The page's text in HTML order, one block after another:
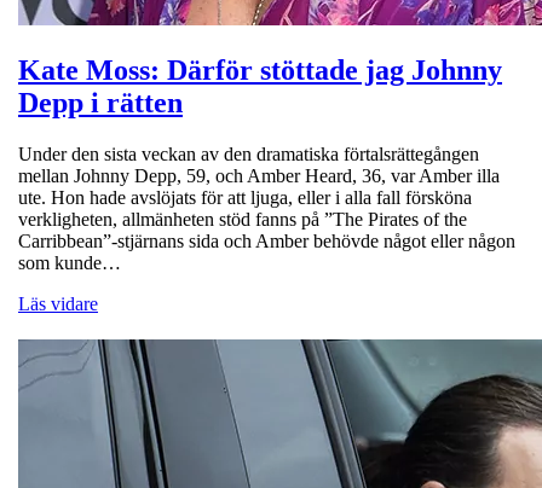
Kate Moss: Därför stöttade jag Johnny
Depp i rätten
Under den sista veckan av den dramatiska förtalsrättegången
mellan Johnny Depp, 59, och Amber Heard, 36, var Amber illa
ute. Hon hade avslöjats för att ljuga, eller i alla fall försköna
verkligheten, allmänheten stöd fanns på ”The Pirates of the
Carribbean”-stjärnans sida och Amber behövde något eller någon
som kunde…
Läs vidare